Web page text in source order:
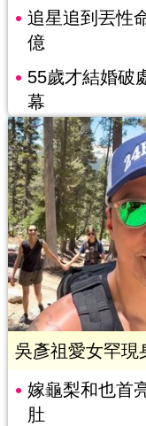
追星追到丟性
億
55歲才結婚破
幕
吳彥祖愛女罕
嫁龜梨和也首
肚